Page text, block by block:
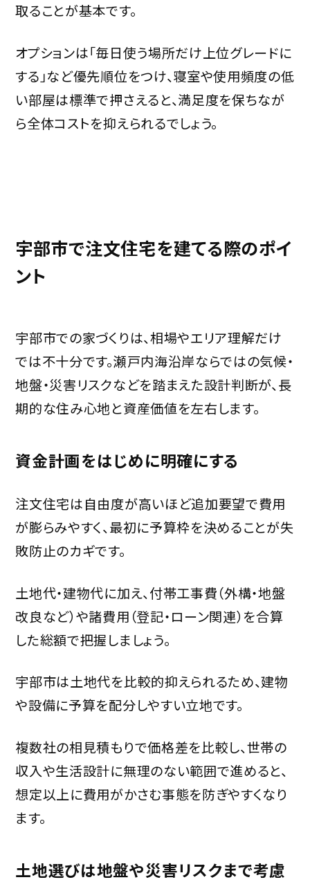
取ることが基本です。
オプションは「毎日使う場所だけ上位グレードに
する」など優先順位をつけ、寝室や使用頻度の低
い部屋は標準で押さえると、満足度を保ちなが
ら全体コストを抑えられるでしょう。
宇部市で注文住宅を建てる際のポイ
ント
宇部市での家づくりは、相場やエリア理解だけ
では不十分です。瀬戸内海沿岸ならではの気候・
地盤・災害リスクなどを踏まえた設計判断が、長
期的な住み心地と資産価値を左右します。
資金計画をはじめに明確にする
注文住宅は自由度が高いほど追加要望で費用
が膨らみやすく、最初に予算枠を決めることが失
敗防止のカギです。
土地代・建物代に加え、付帯工事費（外構・地盤
改良など）や諸費用（登記・ローン関連）を合算
した総額で把握しましょう。
宇部市は土地代を比較的抑えられるため、建物
や設備に予算を配分しやすい立地です。
複数社の相見積もりで価格差を比較し、世帯の
収入や生活設計に無理のない範囲で進めると、
想定以上に費用がかさむ事態を防ぎやすくなり
ます。
土地選びは地盤や災害リスクまで考慮